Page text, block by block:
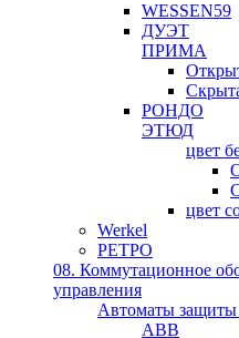
WESSEN59
ДУЭТ
ПРИМА
РОНДО
ЭТЮД
цвет
цвет
Werkel
РЕТРО
08. Коммутационное
управления
Автоматы защиты
ABB